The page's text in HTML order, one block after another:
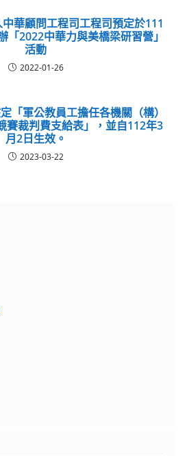
華顧問工程司工程司預定於111
「2022中華力與美橋梁研習營」
活動
2022-01-26
「軍公教員工擔任各機關（構）
賽裁判費支給表」，並自112年3
月2日生效。
2023-03-22